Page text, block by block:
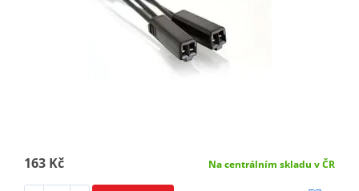
163 Kč Na centrálním skladu v ČR